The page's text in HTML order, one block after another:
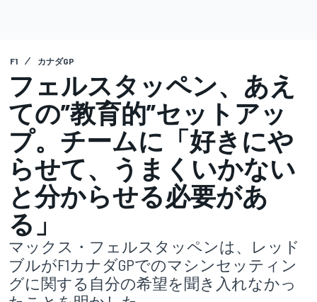
F1 カナダGP
フェルスタッペン、あえ
ての”教育的”セットアッ
プ。チームに「好きにや
らせて、うまくいかない
と分からせる必要があ
る」
マックス・フェルスタッペンは、レッド
ブルがF1カナダGPでのマシンセッティン
グに関する自分の希望を聞き入れなかっ